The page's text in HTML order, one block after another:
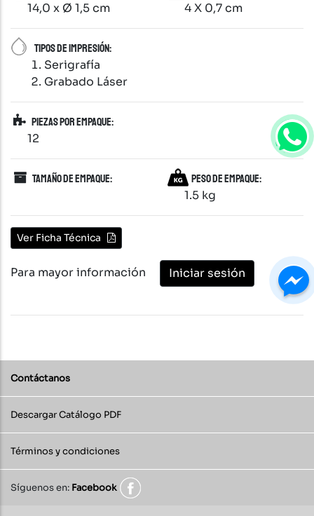
14,0 x Ø 1,5 cm 4 X 0,7 cm
Tipos de impresión:
Serigrafía
Grabado Láser
Piezas por empaque:
12
Tamaño de empaque: Peso de empaque:
1.5 kg
Ver Ficha Técnica
Para mayor información Iniciar sesión
Contáctanos
Descargar Catálogo PDF
Términos y condiciones
Síguenos en: Facebook